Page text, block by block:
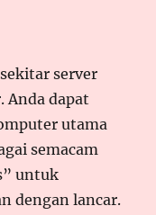
server
Anda dapat
utama
semacam
untuk
dengan lancar.